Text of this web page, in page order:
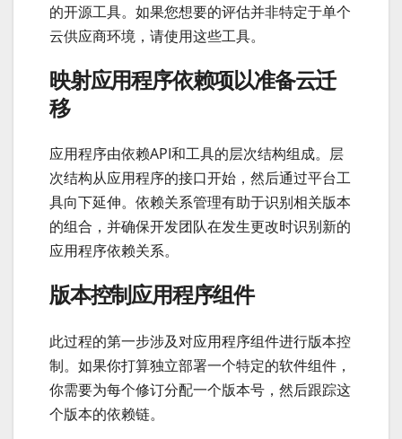
的开源工具。如果您想要的评估并非特定于单个
云供应商环境，请使用这些工具。
映射应用程序依赖项以准备云迁
移
应用程序由依赖API和工具的层次结构组成。层
次结构从应用程序的接口开始，然后通过平台工
具向下延伸。依赖关系管理有助于识别相关版本
的组合，并确保开发团队在发生更改时识别新的
应用程序依赖关系。
版本控制应用程序组件
此过程的第一步涉及对应用程序组件进行版本控
制。如果你打算独立部署一个特定的软件组件，
你需要为每个修订分配一个版本号，然后跟踪这
个版本的依赖链。